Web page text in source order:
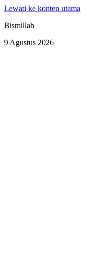
Lewati ke konten utama
Bismillah
9 Agustus 2026